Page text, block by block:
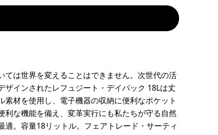
ては世界を変えることはできません。次世代の活
ザインされたレフュジート・デイパック 18Lは丈
素材を使用し、電子機器の収納に便利なポケット
利な機能を備え、変革実行にも私たちが守る自然
適。容量18リットル。フェアトレード・サーティ